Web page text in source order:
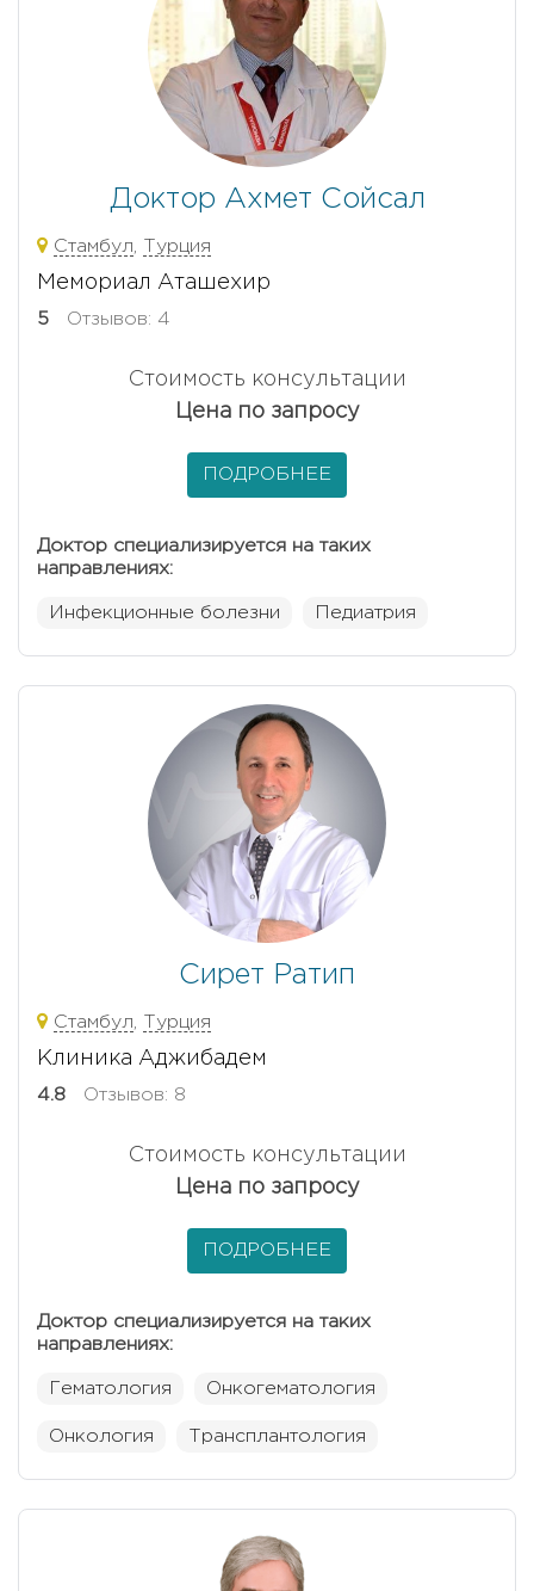
Доктор Ахмет Сойсал
Стамбул, Турция
Мемориал Аташехир
5 Отзывов: 4
Стоимость консультации
Цена по запросу
ПОДРОБНЕЕ
Доктор специализируется на таких
направлениях:
Инфекционные болезни Педиатрия
Сирет Ратип
Стамбул, Турция
Клиника Аджибадем
4.8 Отзывов: 8
Стоимость консультации
Цена по запросу
ПОДРОБНЕЕ
Доктор специализируется на таких
направлениях:
Гематология Онкогематология
Онкология Трансплантология